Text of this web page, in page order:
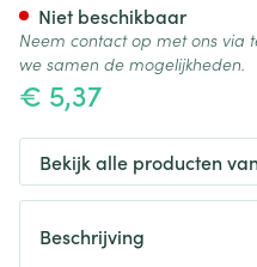
€ 5,37
Niet beschikbaar
Neem contact op met ons via
we samen de mogelijkheden.
Bekijk alle producten
Beschrijving